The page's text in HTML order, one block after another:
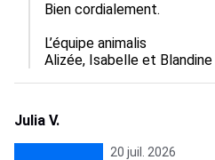
Bien cordialement.
L’équipe animalis
Alizée, Isabelle et Blandine
Julia V.
20 juil. 2026